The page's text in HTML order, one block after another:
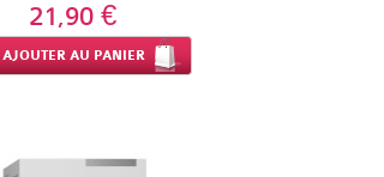
21,90 €
à ma liste d’envie
AJOUTER AU PANIER